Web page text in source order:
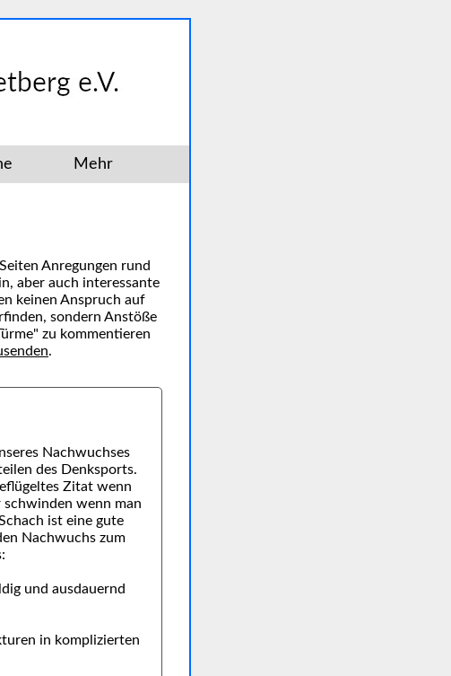
Mehr
Anregungen rund
aber auch interessante
keinen Anspruch auf
sondern Anstöße
zu kommentieren
.
Nachwuchses
des Denksports.
Zitat wenn
wenn man
ist eine gute
Nachwuchs zum
und ausdauernd
in komplizierten